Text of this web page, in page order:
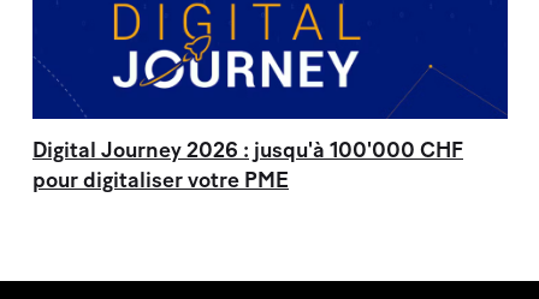
Digital Journey 2026 : jusqu'à 100'000 CHF
pour digitaliser votre PME